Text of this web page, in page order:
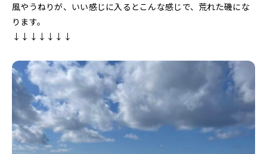
風やうねりが、いい感じに入るとこんな感じで、荒れた磯にな
ります。
↓↓↓↓↓↓↓